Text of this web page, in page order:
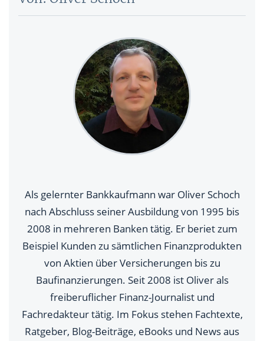
Als gelernter Bankkaufmann war Oliver Schoch
nach Abschluss seiner Ausbildung von 1995 bis
2008 in mehreren Banken tätig. Er beriet zum
Beispiel Kunden zu sämtlichen Finanzprodukten
von Aktien über Versicherungen bis zu
Baufinanzierungen. Seit 2008 ist Oliver als
freiberuflicher Finanz-Journalist und
Fachredakteur tätig. Im Fokus stehen Fachtexte,
Ratgeber, Blog-Beiträge, eBooks und News aus